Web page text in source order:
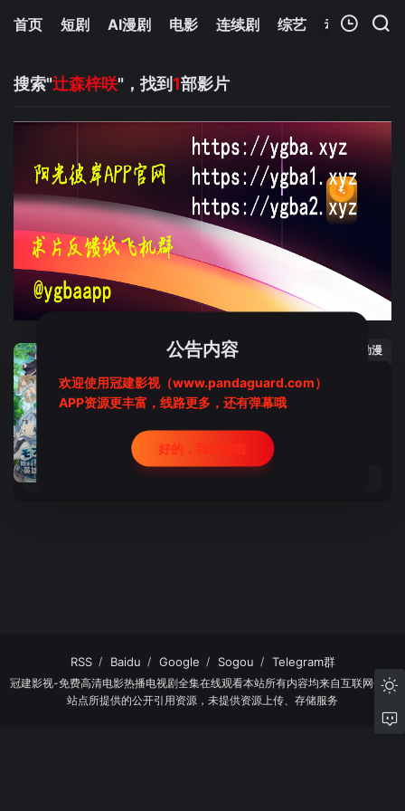
首页 短剧 AI漫剧 电影 连续剧 综艺 动漫
暂无观看影片的记录
搜索"辻森梓咲"，找到 1部影片
动漫
从路人角色开始的探索英雄谭
2024 / 日本日韩动漫
播放 详情
RSS Baidu Google Sogou Telegram群
冠建影视-免费高清电影热播电视剧全集在线观看本站所有内容均来自互联网分享
站点所提供的公开引用资源，未提供资源上传、存储服务
公告内容
欢迎使用冠建影视（www.pandaguard.com）
APP资源更丰富，线路更多，还有弹幕哦
好的，我记住啦